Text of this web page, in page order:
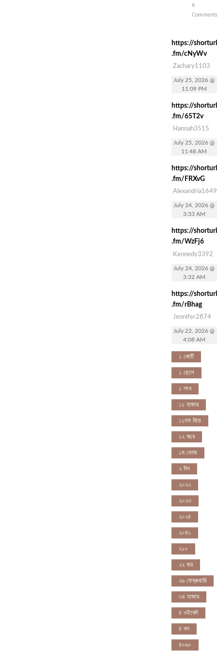
6
https://shorturl
.fm/cNyWv
Zachary1103
July 25, 2026 @
11:09 PM
https://shorturl
.fm/65T2v
Hannah3515
July 25, 2026 @
11:48 AM
https://shorturl
.fm/FRXvG
Alexandria1649
July 24, 2026 @
3:33 AM
https://shorturl
.fm/WzFj6
Kennedy3392
July 24, 2026 @
3:32 AM
https://shorturl
.fm/rBhag
Jennifer2874
July 22, 2026 @
4:08 AM
১ কোটি
১ ছেলে
১ লাখ
১১ হাজার
১১তম বিয়ে
১২ বছর
১ম ডোজ
২ দিন
২০২২
২০২৩
২০২৪
২০৪১
২১০
২২ বার
২৬ ফেব্রুয়ারি
৩৪ হাজার
৪ ওইকেট
৪ বল
৪০৬০